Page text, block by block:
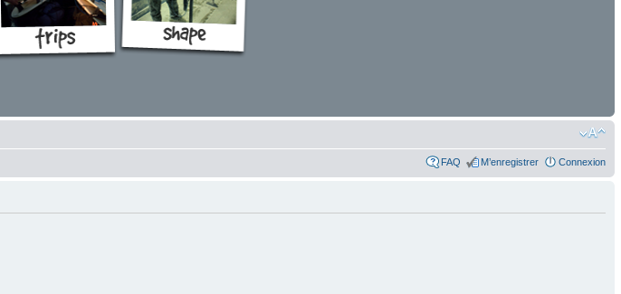
FAQ M’enregistrer Connexion